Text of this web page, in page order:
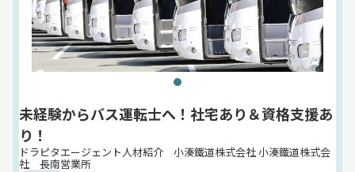
未経験からバス運転士へ！社宅あり＆資格支援あ
り！
ドラピタエージェント人材紹介 小湊鐵道株式会社 小湊鐵道株式会
社 長南営業所